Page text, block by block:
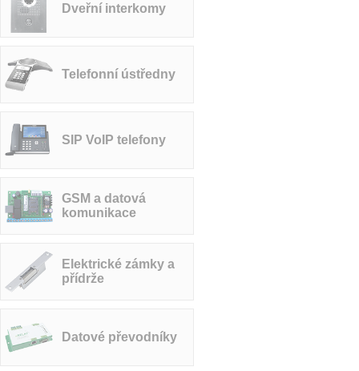
Dveřní interkomy
Telefonní ústředny
SIP VoIP telefony
GSM a datová
komunikace
Elektrické zámky a
přídrže
Datové převodníky